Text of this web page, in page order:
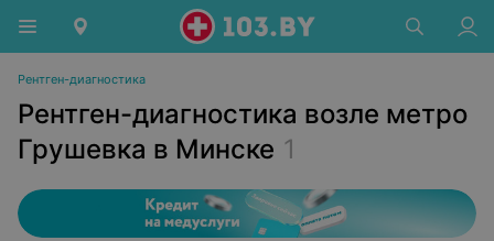
Рентген-диагностика
Рентген-диагностика возле метро
Грушевка в Минске 1